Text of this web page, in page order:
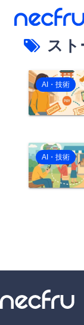
ス
AI・技術
AI・技術